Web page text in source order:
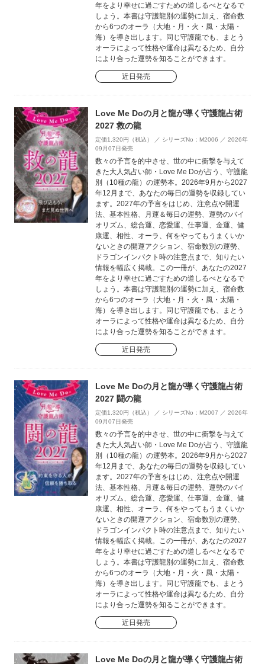
年をより幸せに過ごすための道しるべとなるで
しょう。本書は守護龍別の運勢に加え、宿命数
から6つのオーラ（大地・月・火・風・太陽・
海）を導き出します。同じ守護龍でも、まとう
オーラによって性格や運命は異なるため、自分
により合った運勢を知ることができます。
近日発売
Love Me Doの月と龍が導く守護龍占術
2027 救の龍
定価1,320円（税込） ／ シリーズNo：M2006 ／ 2026年
09月07日発売
数々の予言を的中させ、世の中に衝撃を与えて
きた大人気占い師・Love Me Doが占う、守護龍
別（10種の龍）の運勢本。2026年9月から2027
年12月まで、あなたの毎日の運勢を収録してい
ます。2027年の予言をはじめ、注意点や開運
法、基本性格、月運＆毎日の運勢、運勢のバイ
オリズム、総合運、恋愛運、仕事運、金運、健
康運、相性、オーラ、何をやってもうまくいか
ないときの開運アクション、宿命数別の運勢、
ドラゴンインパクト時の注意点まで、知りたい
情報を幅広く掲載。この一冊が、あなたの2027
年をより幸せに過ごすための道しるべとなるで
しょう。本書は守護龍別の運勢に加え、宿命数
から6つのオーラ（大地・月・火・風・太陽・
海）を導き出します。同じ守護龍でも、まとう
オーラによって性格や運命は異なるため、自分
により合った運勢を知ることができます。
近日発売
Love Me Doの月と龍が導く守護龍占術
2027 闘の龍
定価1,320円（税込） ／ シリーズNo：M2007 ／ 2026年
09月07日発売
数々の予言を的中させ、世の中に衝撃を与えて
きた大人気占い師・Love Me Doが占う、守護龍
別（10種の龍）の運勢本。2026年9月から2027
年12月まで、あなたの毎日の運勢を収録してい
ます。2027年の予言をはじめ、注意点や開運
法、基本性格、月運＆毎日の運勢、運勢のバイ
オリズム、総合運、恋愛運、仕事運、金運、健
康運、相性、オーラ、何をやってもうまくいか
ないときの開運アクション、宿命数別の運勢、
ドラゴンインパクト時の注意点まで、知りたい
情報を幅広く掲載。この一冊が、あなたの2027
年をより幸せに過ごすための道しるべとなるで
しょう。本書は守護龍別の運勢に加え、宿命数
から6つのオーラ（大地・月・火・風・太陽・
海）を導き出します。同じ守護龍でも、まとう
オーラによって性格や運命は異なるため、自分
により合った運勢を知ることができます。
近日発売
Love Me Doの月と龍が導く守護龍占術